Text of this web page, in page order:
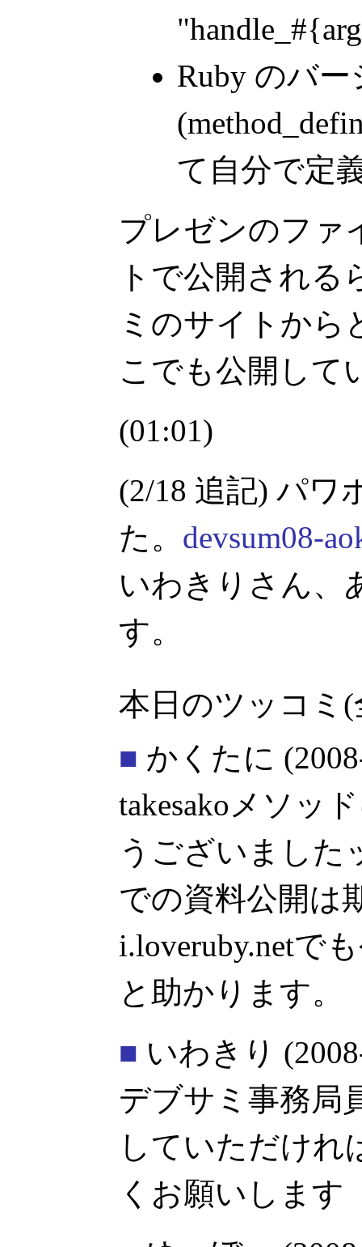
Ruby のバ
て自分で定
プレゼンのファ
トで公開される
ミのサイトから
こでも公開して
(01:01)
(2/18 追記) パワ
た。 devsum08-
いわきりさん、
す。
本日のツッコミ(
■ かくたに
takesakoメソッ
うございました
での資料公開は
i.loveruby.netで
と助かります。
■ いわきり
デブサミ事務局
していただけれ
くお願いします